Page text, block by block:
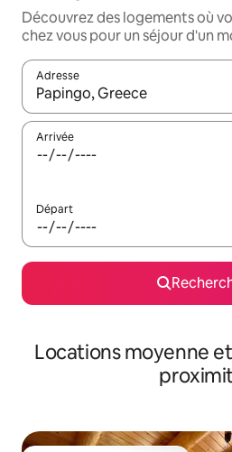
Découvrez des logements où
chez vous pour un séjour d'un
Adresse
Lorsque les résultats s'affichent,
Arrivée
Départ
Locations moyenne